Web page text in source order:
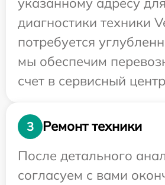
диагностики техники
потребуется
мы обеспечим
счет в сервисный
3
Ремонт техники
После детального
согласуем с вами